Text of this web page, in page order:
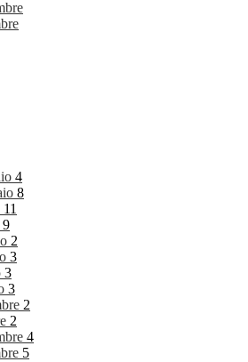
4
8
11
9
2
3
3
3
2
2
4
5